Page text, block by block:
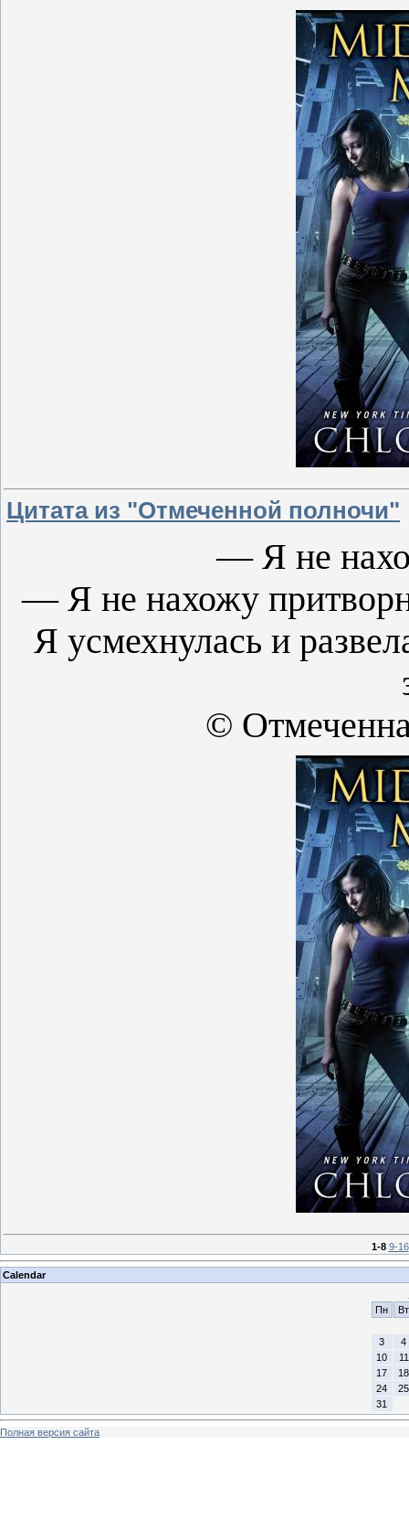
Цитата из "Отмеченной полночи"
— Я не
— Я не нахожу
Я усмехнулась и
©
1-8 9-16
Calendar
Пн
Вт
3
4
10
11
17
18
24
25
31
Полная версия сайта